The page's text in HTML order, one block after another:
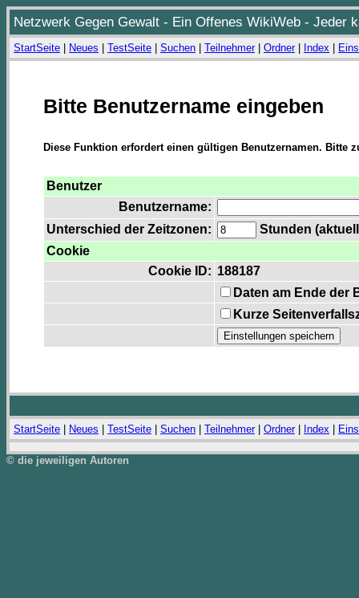
Netzwerk Gegen Gewalt - Ein Offenes WikiWeb - Jeder
StartSeite Neues TestSeite Suchen Teilnehmer| Ordner| Index
Bitte Benutzername eingeben
Diese Funktion erfordert einen gültigen Benutzernamen. Bitte
Benutzer
Benutzername:
Unterschied der Zeitzonen:
Stunden
Cookie
Cookie ID: 188187
Daten am Ende der
Kurze
StartSeite Neues TestSeite Suchen Teilnehmer| Ordner| Index
© die jeweiligen Autoren